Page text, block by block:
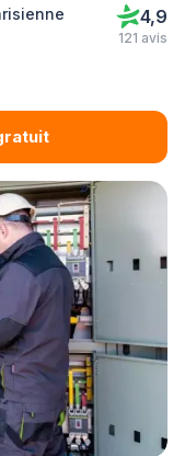
4,9
121 avis